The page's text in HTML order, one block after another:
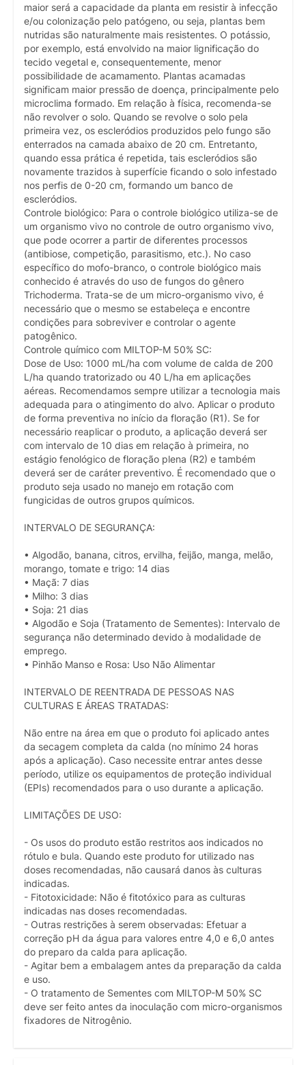
maior será a capacidade da planta em resistir à infecção
e/ou colonização pelo patógeno, ou seja, plantas bem
nutridas são naturalmente mais resistentes. O potássio,
por exemplo, está envolvido na maior lignificação do
tecido vegetal e, consequentemente, menor
possibilidade de acamamento. Plantas acamadas
significam maior pressão de doença, principalmente pelo
microclima formado. Em relação à física, recomenda-se
não revolver o solo. Quando se revolve o solo pela
primeira vez, os escleródios produzidos pelo fungo são
enterrados na camada abaixo de 20 cm. Entretanto,
quando essa prática é repetida, tais escleródios são
novamente trazidos à superfície ficando o solo infestado
nos perfis de 0-20 cm, formando um banco de
escleródios.
Controle biológico: Para o controle biológico utiliza-se de
um organismo vivo no controle de outro organismo vivo,
que pode ocorrer a partir de diferentes processos
(antibiose, competição, parasitismo, etc.). No caso
específico do mofo-branco, o controle biológico mais
conhecido é através do uso de fungos do gênero
Trichoderma. Trata-se de um micro-organismo vivo, é
necessário que o mesmo se estabeleça e encontre
condições para sobreviver e controlar o agente
patogênico.
Controle químico com MILTOP-M 50% SC:
Dose de Uso: 1000 mL/ha com volume de calda de 200
L/ha quando tratorizado ou 40 L/ha em aplicações
aéreas. Recomendamos sempre utilizar a tecnologia mais
adequada para o atingimento do alvo. Aplicar o produto
de forma preventiva no início da floração (R1). Se for
necessário reaplicar o produto, a aplicação deverá ser
com intervalo de 10 dias em relação à primeira, no
estágio fenológico de floração plena (R2) e também
deverá ser de caráter preventivo. É recomendado que o
produto seja usado no manejo em rotação com
fungicidas de outros grupos químicos.
INTERVALO DE SEGURANÇA:
• Algodão, banana, citros, ervilha, feijão, manga, melão,
morango, tomate e trigo: 14 dias
• Maçã: 7 dias
• Milho: 3 dias
• Soja: 21 dias
• Algodão e Soja (Tratamento de Sementes): Intervalo de
segurança não determinado devido à modalidade de
emprego.
• Pinhão Manso e Rosa: Uso Não Alimentar
INTERVALO DE REENTRADA DE PESSOAS NAS
CULTURAS E ÁREAS TRATADAS:
Não entre na área em que o produto foi aplicado antes
da secagem completa da calda (no mínimo 24 horas
após a aplicação). Caso necessite entrar antes desse
período, utilize os equipamentos de proteção individual
(EPIs) recomendados para o uso durante a aplicação.
LIMITAÇÕES DE USO:
- Os usos do produto estão restritos aos indicados no
rótulo e bula. Quando este produto for utilizado nas
doses recomendadas, não causará danos às culturas
indicadas.
- Fitotoxicidade: Não é fitotóxico para as culturas
indicadas nas doses recomendadas.
- Outras restrições à serem observadas: Efetuar a
correção pH da água para valores entre 4,0 e 6,0 antes
do preparo da calda para aplicação.
- Agitar bem a embalagem antes da preparação da calda
e uso.
- O tratamento de Sementes com MILTOP-M 50% SC
deve ser feito antes da inoculação com micro-organismos
fixadores de Nitrogênio.